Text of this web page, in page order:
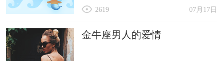
07月17日
2619
金牛座男人的爱情